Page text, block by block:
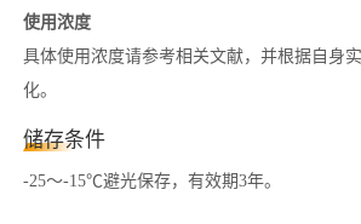
使用浓度
具体使用浓度请参考相关文献，并根据自身
化。
储存条件
-25～-15℃避光保存，有效期3年。